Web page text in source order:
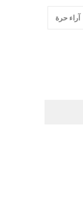
آراء حرة